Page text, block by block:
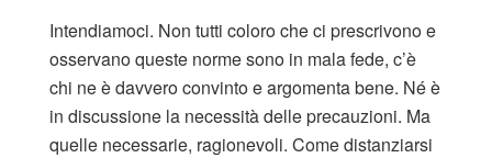
Intendiamoci. Non tutti coloro che ci prescrivono e
osservano queste norme sono in mala fede, c’è
chi ne è davvero convinto e argomenta bene. Né è
in discussione la necessità delle precauzioni. Ma
quelle necessarie, ragionevoli. Come distanziarsi